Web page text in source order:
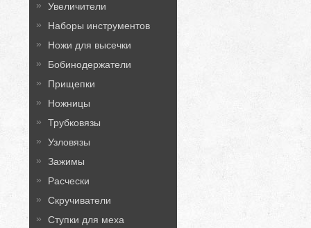
Увеличители
Наборы инструментов
Ножи для высечки
Бобинодержатели
Прищепки
Ножницы
Трубковязы
Узловязы
Зажимы
Расчески
Скручиватели
Ступки для меха